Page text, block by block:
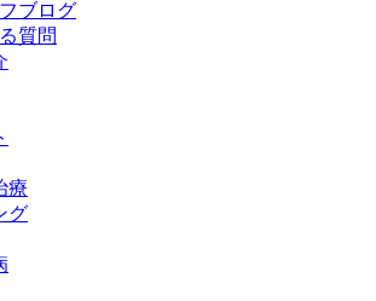
ブログ
質問
療
グ